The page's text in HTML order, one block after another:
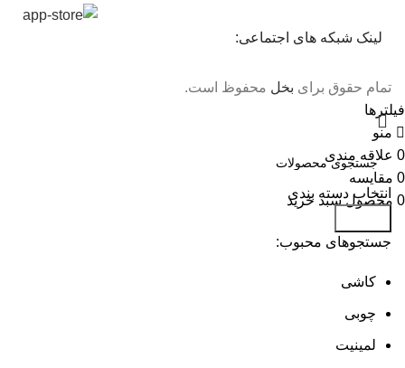
لینک شبکه های اجتماعی:
تمام حقوق برای بخل محفوظ است.
انتخاب دسته بندی
جستجوهای محبوب:
کاشی
چوبی
لمینیت
فیلترها
منو
0 علاقه مندی
0 مقایسه
0 محصول سبد خرید